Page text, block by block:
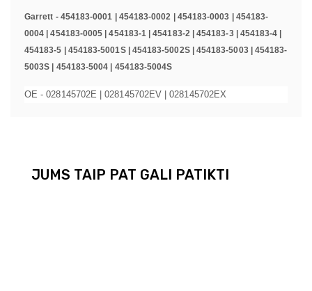
Garrett - 454183-0001 | 454183-0002 | 454183-0003 | 454183-
0004 | 454183-0005 | 454183-1 | 454183-2 | 454183-3 | 454183-4 |
454183-5 | 454183-5001S | 454183-5002S | 454183-5003 | 454183-
5003S | 454183-5004 | 454183-5004S
OE - 028145702E | 028145702EV | 028145702EX
JUMS TAIP PAT GALI PATIKTI